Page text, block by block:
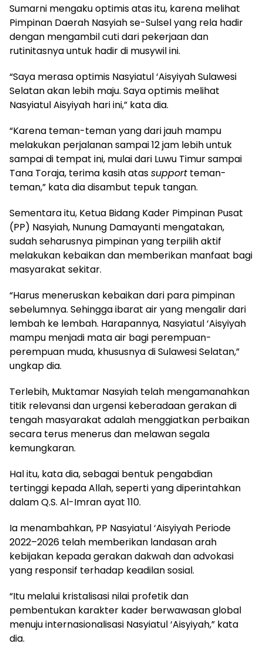
Sumarni mengaku optimis atas itu, karena melihat
Pimpinan Daerah Nasyiah se-Sulsel yang rela hadir
dengan mengambil cuti dari pekerjaan dan
rutinitasnya untuk hadir di musywil ini.
“Saya merasa optimis Nasyiatul ‘Aisyiyah Sulawesi
Selatan akan lebih maju. Saya optimis melihat
Nasyiatul Aisyiyah hari ini,” kata dia.
“Karena teman-teman yang dari jauh mampu
melakukan perjalanan sampai 12 jam lebih untuk
sampai di tempat ini, mulai dari Luwu Timur sampai
Tana Toraja, terima kasih atassupport teman-
teman,” kata dia disambut tepuk tangan.
Sementara itu, Ketua Bidang Kader Pimpinan Pusat
(PP) Nasyiah, Nunung Damayanti mengatakan,
sudah seharusnya pimpinan yang terpilih aktif
melakukan kebaikan dan memberikan manfaat bagi
masyarakat sekitar.
“Harus meneruskan kebaikan dari para pimpinan
sebelumnya. Sehingga ibarat air yang mengalir dari
lembah ke lembah. Harapannya, Nasyiatul ‘Aisyiyah
mampu menjadi mata air bagi perempuan-
perempuan muda, khususnya di Sulawesi Selatan,”
ungkap dia.
Terlebih, Muktamar Nasyiah telah mengamanahkan
titik relevansi dan urgensi keberadaan gerakan di
tengah masyarakat adalah menggiatkan perbaikan
secara terus menerus dan melawan segala
kemungkaran.
Hal itu, kata dia, sebagai bentuk pengabdian
tertinggi kepada Allah, seperti yang diperintahkan
dalam Q.S. Al-Imran ayat 110.
Ia menambahkan, PP Nasyiatul ‘Aisyiyah Periode
2022–2026 telah memberikan landasan arah
kebijakan kepada gerakan dakwah dan advokasi
yang responsif terhadap keadilan sosial.
“Itu melalui kristalisasi nilai profetik dan
pembentukan karakter kader berwawasan global
menuju internasionalisasi Nasyiatul ‘Aisyiyah,” kata
dia.